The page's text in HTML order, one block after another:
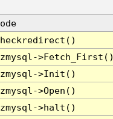
>Init()
>Open()
>halt()